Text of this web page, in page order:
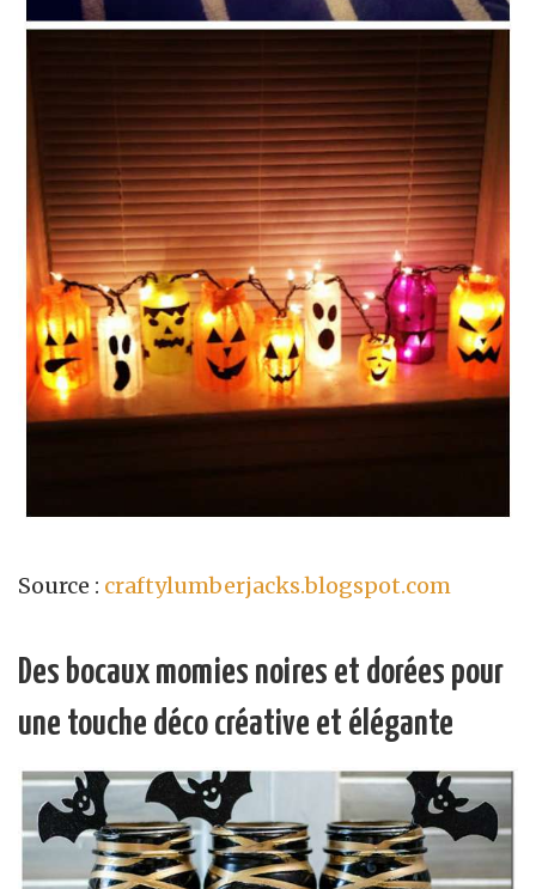
Source : craftylumberjacks.blogspot.com
Des bocaux momies noires et dorées pour
une touche déco créative et élégante